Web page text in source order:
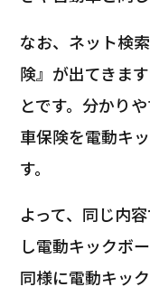
なお、ネット検
険』が出てきま
とです。分かり
車保険を電動キ
す。
よって、同じ内
し電動キックボ
同様に電動キッ